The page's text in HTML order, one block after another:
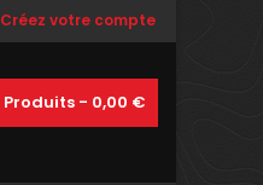
Créez votre compte
Produits - 0,00 €